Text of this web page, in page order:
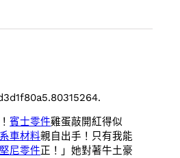
賓士零件雞蛋敲開紅得似
車材料親自出手！只有我能
尼零件正！」她對著牛土豪